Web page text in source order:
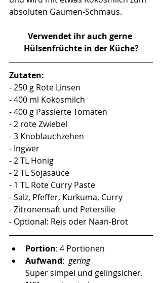
absoluten Gaumen-Schmaus.
Verwendet ihr auch gerne
Hülsenfrüchte in der Küche?
Zutaten:
- 250 g Rote Linsen
- 400 ml Kokosmilch
- 400 g Passierte Tomaten
- 2 rote Zwiebel
- 3 Knoblauchzehen
- Ingwer
- 2 TL Honig
- 2 TL Sojasauce
- 1 TL Rote Curry Paste
- Salz, Pfeffer, Kurkuma, Curry
- Zitronensaft und Petersilie
- Optional: Reis oder Naan-Brot
Portion: 4 Portionen
Aufwand: gering
Super simpel und gelingsicher.